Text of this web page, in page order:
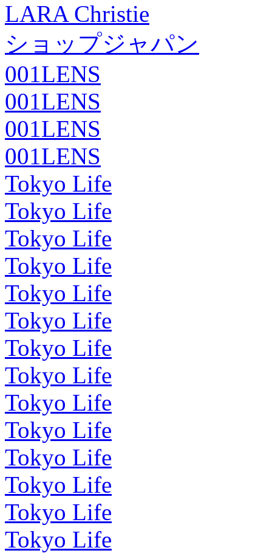
LARA Christie
ショップジャパン
001LENS
001LENS
001LENS
001LENS
Tokyo Life
Tokyo Life
Tokyo Life
Tokyo Life
Tokyo Life
Tokyo Life
Tokyo Life
Tokyo Life
Tokyo Life
Tokyo Life
Tokyo Life
Tokyo Life
Tokyo Life
Tokyo Life